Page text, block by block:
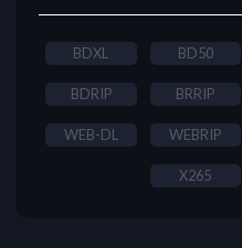
BDXL BD50
BDRIP BRRIP
WEB-DL WEBRIP
X265